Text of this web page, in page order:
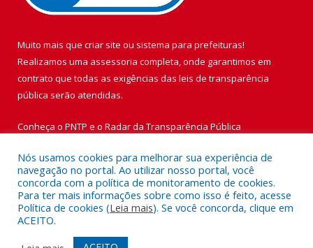
Muito mais que criar site ou sistema para prefeituras!
Realizamos uma assessoria completa, onde garantimos em
contrato que todas as exigências das leis de transparência
pública serão atendidas.
Conheça o PNTP e o Radar da Transparência Pública
Todos os direitos reservados a Prefeitura Municipal de Vigia de
Nazaré.
Nós usamos cookies para melhorar sua experiência de
navegação no portal. Ao utilizar nosso portal, você
concorda com a política de monitoramento de cookies.
Para ter mais informações sobre como isso é feito, acesse
Política de cookies (Leia mais). Se você concorda, clique em
ACEITO.